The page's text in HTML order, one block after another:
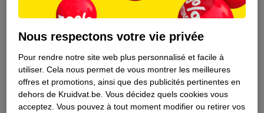
Nous respectons votre vie privée
Pour rendre notre site web plus personnalisé et facile à
utiliser. Cela nous permet de vous montrer les meilleures
offres et promotions, ainsi que des publicités pertinentes en
dehors de Kruidvat.be. Vous décidez quels cookies vous
acceptez. Vous pouvez à tout moment modifier ou retirer vos